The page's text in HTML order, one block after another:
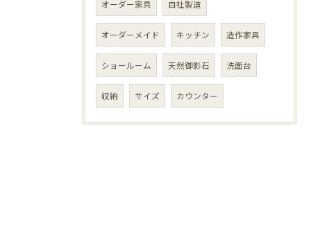
オーダー家具 自社製造
オーダーメイド キッチン 造作家具
ショールーム 天然御影石 洗面台
収納 サイズ カウンター